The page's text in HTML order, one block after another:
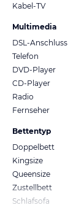
Kabel-TV
Multimedia
DSL-Anschluss
Telefon
DVD-Player
CD-Player
Radio
Fernseher
Bettentyp
Doppelbett
Kingsize
Queensize
Zustellbett
Schlafsofa